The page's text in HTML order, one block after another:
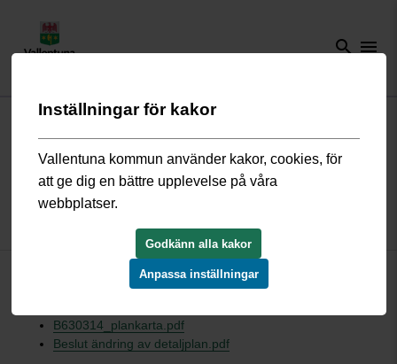
search menu
Start/Bygga, bo och miljö/ Översiktsplan och detaljplaner
Detaljplan Bällsta, Björnbodaomr
39§ Byggnadslagen.pdf
B630314_plankarta.pdf
Beslut ändring av detaljplan.pdf
Inställningar för kakor
Vallentuna kommun använder kakor, cookies, för
att ge dig en bättre upplevelse på våra
webbplatser.
Godkänn alla kakor
Anpassa inställningar